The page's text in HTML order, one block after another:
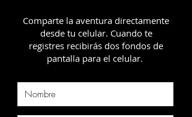
Comparte la aventura directamente
desde tu celular. Cuando te
registres recibirás dos fondos de
pantalla para el celular.